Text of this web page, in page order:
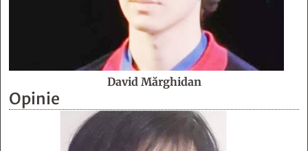
David Mărghidan
Opinie